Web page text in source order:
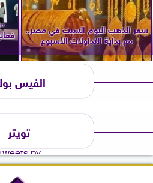
سعر الذهب اليوم السبت في مصر..
مع بداية التداولات الأسبوع
الفيس
تويتر
by